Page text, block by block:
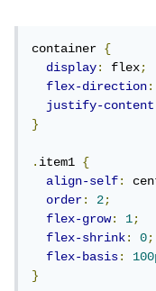
container {
display: flex;
flex-direction:
justify-
}
.item1 {
align-self:
order: 2;
flex-grow: 1;
flex-shrink: 0;
flex-basis:
}